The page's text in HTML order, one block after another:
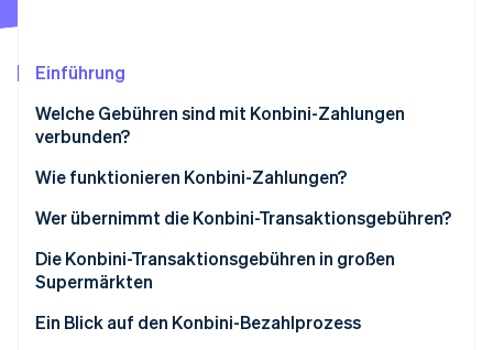
CO₂-Entnahme
Identity
Online-Identitätsprüfung
Erfahren Sie, wie Stripe Lösungen für die
Einführung
Welche Gebühren sind mit Konbini-Zahlungen
verbunden?
Wie funktionieren Konbini-Zahlungen?
Die Zahlungsscheinmethode
Die Zahlungsnummernmethode
Wer übernimmt die Konbini-Transaktionsgebühren?
Die Konbini-Transaktionsgebühren in großen
Supermärkten
Ein Blick auf den Konbini-Bezahlprozess